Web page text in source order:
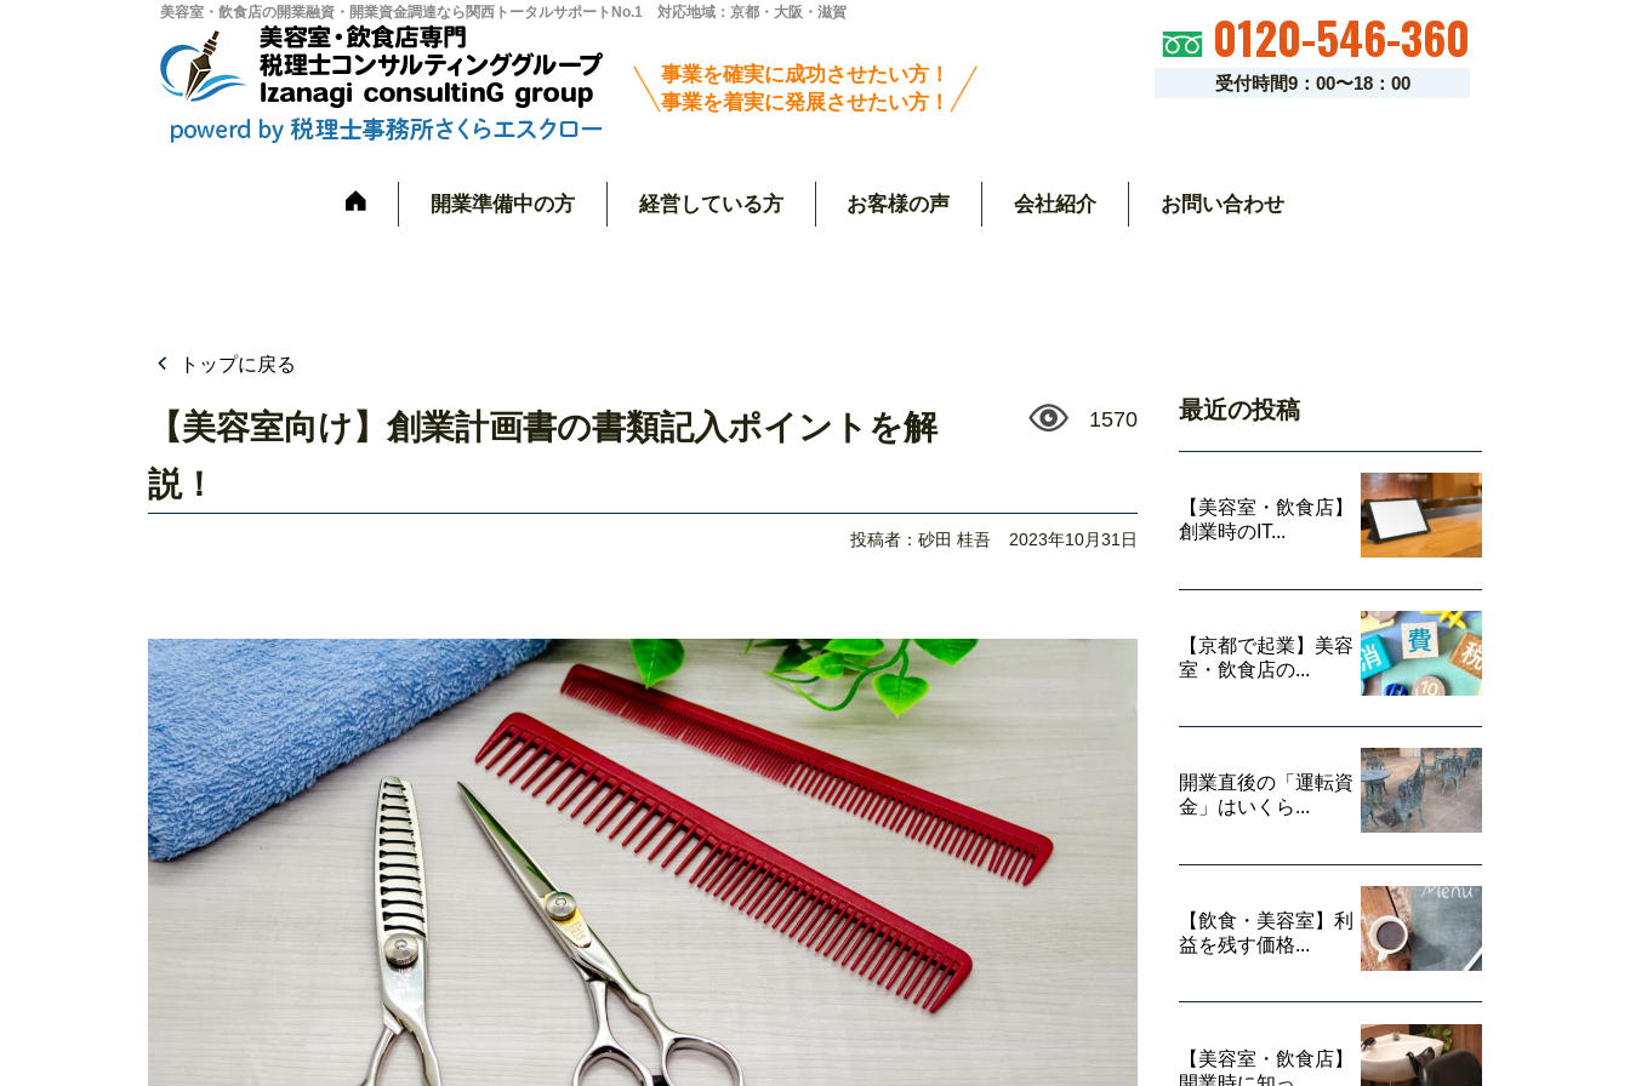
美容室・飲食店の開業融資・開業資金調達なら関西トータルサポートNo.1 対応地域：京都・大阪・滋賀
事業を確実に成功させたい方！
事業を着実に発展させたい方！
0120-546-360
受付時間9：00〜18：00
開業準備中の方 経営している方 お客様の声 会社紹介 お問い合わせ
トップに戻る
【美容室向け】創業計画書の書類記入ポイントを解
説！
1570
投稿者：砂田 桂吾 2023年10月31日
最近の投稿
【美容室・飲食店】
創業時のIT...
【京都で起業】美容
室・飲食店の...
開業直後の「運転資
金」はいくら...
【飲食・美容室】利
益を残す価格...
【美容室・飲食店】